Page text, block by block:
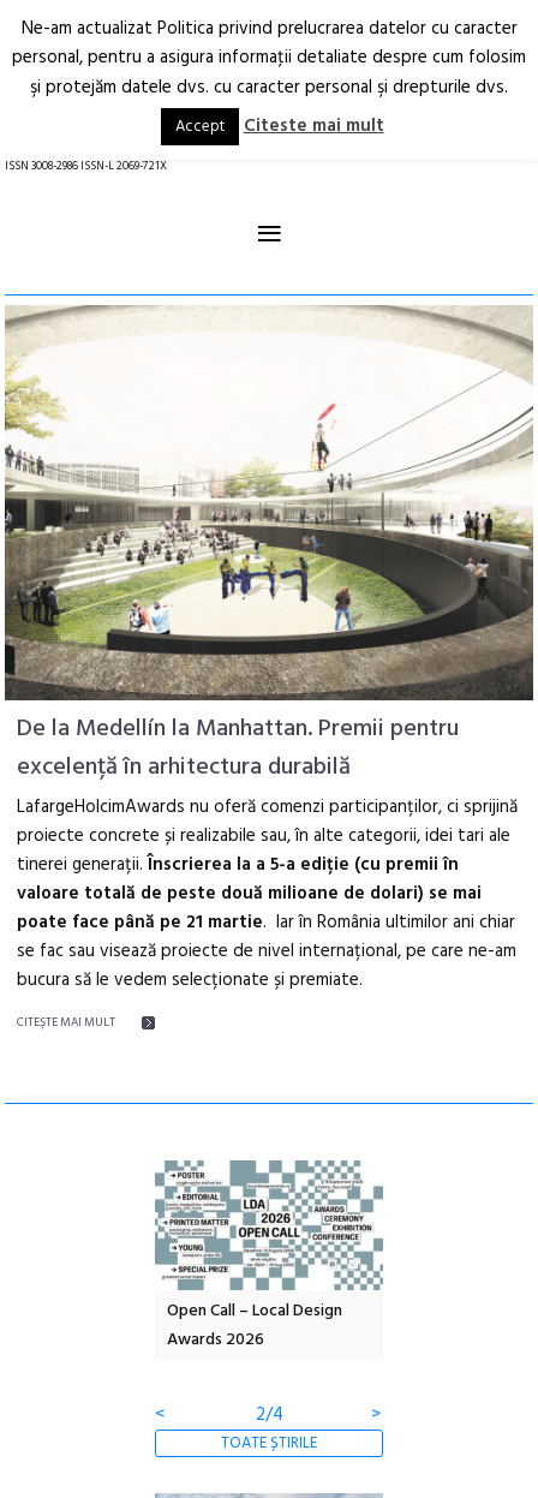
Arhitectură.
Oraș.
RO EN
ISSN 3008-2986 ISSN-L 2069-721X
≡
De la Medellín la Manhattan. Premii pentru
excelență în arhitectura durabilă
LafargeHolcimAwards nu oferă comenzi participanților, ci sprijină
proiecte concrete și realizabile sau, în alte categorii, idei tari ale
tinerei generații.Înscrierea la a 5-a ediție (cu premii în
valoare totală de peste două milioane de dolari) se mai
poate face până pe 21 martie. Iar în România ultimilor ani chiar
se fac sau visează proiecte de nivel internațional, pe care ne-am
bucura să le vedem selecționate și premiate.
CITEŞTE MAI MULT
Open Call – Local Design
Awards 2026
<
2/4 >
TOATE ȘTIRILE
Ne-am actualizat Politica privind prelucrarea datelor cu caracter
personal, pentru a asigura informaţii detaliate despre cum folosim
şi protejăm datele dvs. cu caracter personal şi drepturile dvs.
Accept Citeste mai mult